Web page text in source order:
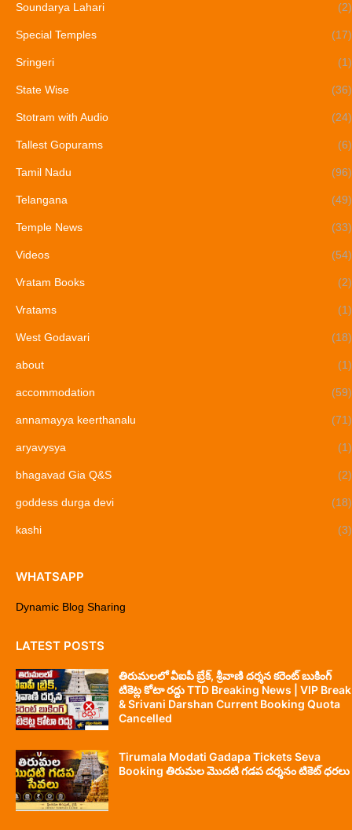
Soundarya Lahari (2)
Special Temples (17)
Sringeri (1)
State Wise (36)
Stotram with Audio (24)
Tallest Gopurams (6)
Tamil Nadu (96)
Telangana (49)
Temple News (33)
Videos (54)
Vratam Books (2)
Vratams (1)
West Godavari (18)
about (1)
accommodation (59)
annamayya keerthanalu (71)
aryavysya (1)
bhagavad Gia Q&S (2)
goddess durga devi (18)
kashi (3)
WHATSAPP
Dynamic Blog Sharing
LATEST POSTS
తిరుమలలో వీఐపీ బ్రేక్, శ్రీవాణి దర్శన కరెంట్ బుకింగ్
టికెట్ల కోటా రద్దు TTD Breaking News | VIP Break
& Srivani Darshan Current Booking Quota
Cancelled
Tirumala Modati Gadapa Tickets Seva
Booking తిరుమల మొదటి గడప దర్శనం టికెట్ ధరలు